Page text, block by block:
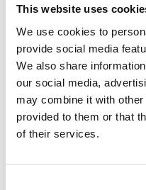
This website uses
We use cookies to
provide social media
We also share
our social media,
may combine it with
provided to them or that
of their services.
Kvarnby Textil
Liljas Lera
Returum
Qvarnens bryggeri &
Lilla Götafors
Lim & Handtryck
Kvarnbyns